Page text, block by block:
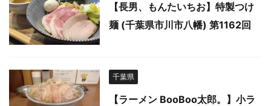
【長男、もんたいちお】特製つけ
麺 (千葉県市川市八幡) 第1162回
千葉県
【ラーメン BooBoo太郎。】小ラ